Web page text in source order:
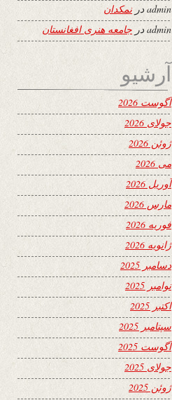
adminدرنمکدان
admin در جامعه هنری افغانستان
آرشیو
آگوست 2026
جولای 2026
ژوئن 2026
می 2026
آوریل 2026
مارس 2026
فوریه 2026
ژانویه 2026
دسامبر 2025
نوامبر 2025
اکتبر 2025
سپتامبر 2025
آگوست 2025
جولای 2025
ژوئن 2025